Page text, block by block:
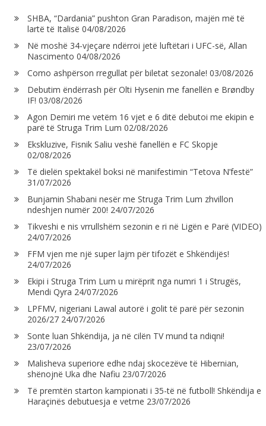
SHBA, “Dardania” pushton Gran Paradison, majën më të
lartë të Italisë 04/08/2026
Në moshë 34-vjeçare ndërroi jetë luftëtari i UFC-së, Allan
Nascimento 04/08/2026
Como ashpërson rregullat për biletat sezonale! 03/08/2026
Debutim ëndërrash për Olti Hysenin me fanellën e Brøndby
IF! 03/08/2026
Agon Demiri me vetëm 16 vjet e 6 ditë debutoi me ekipin e
parë të Struga Trim Lum 02/08/2026
Ekskluzive, Fisnik Saliu veshë fanellën e FC Skopje
02/08/2026
Të dielën spektakël boksi në manifestimin “Tetova N’festë”
31/07/2026
Bunjamin Shabani nesër me Struga Trim Lum zhvillon
ndeshjen numër 200! 24/07/2026
Tikveshi e nis vrrullshëm sezonin e ri në Ligën e Parë (VIDEO)
24/07/2026
FFM vjen me një super lajm për tifozët e Shkëndijës!
24/07/2026
Ekipi i Struga Trim Lum u mirëprit nga numri 1 i Strugës,
Mendi Qyra 24/07/2026
LPFMV, nigeriani Lawal autorë i golit të parë për sezonin
2026/27 24/07/2026
Sonte luan Shkëndija, ja në cilën TV mund ta ndiqni!
23/07/2026
Malisheva superiore edhe ndaj skocezëve të Hibernian,
shënojnë Uka dhe Nafiu 23/07/2026
Të premtën starton kampionati i 35-të në futboll! Shkëndija e
Haraçinës debutuesja e vetme 23/07/2026